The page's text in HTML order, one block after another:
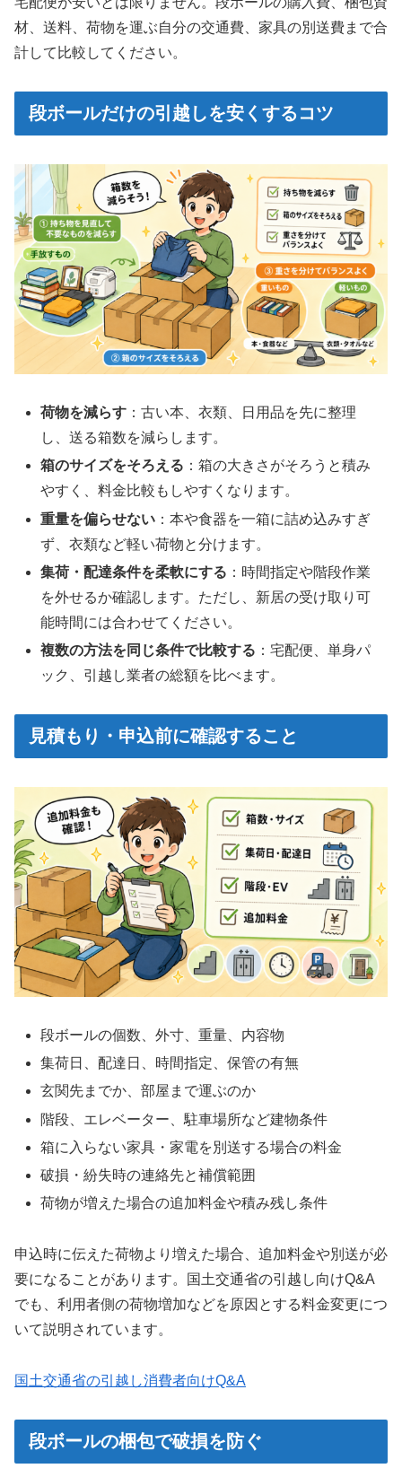
材、送料、荷物を運ぶ自分の交通費、家具の別送費まで合
計して比較してください。
段ボールだけの引越しを安くするコツ
荷物を減らす ：古い本、衣類、日用品を先に整理
し、送る箱数を減らします。
箱のサイズをそろえる ：箱の大きさがそろうと積み
やすく、料金比較もしやすくなります。
重量を偏らせない ：本や食器を一箱に詰め込みすぎ
ず、衣類など軽い荷物と分けます。
集荷・配達条件を柔軟にする ：時間指定や階段作業
を外せるか確認します。ただし、新居の受け取り可
能時間には合わせてください。
複数の方法を同じ条件で比較する ：宅配便、単身パ
ック、引越し業者の総額を比べます。
見積もり・申込前に確認すること
段ボールの個数、外寸、重量、内容物
集荷日、配達日、時間指定、保管の有無
玄関先までか、部屋まで運ぶのか
階段、エレベーター、駐車場所など建物条件
箱に入らない家具・家電を別送する場合の料金
破損・紛失時の連絡先と補償範囲
荷物が増えた場合の追加料金や積み残し条件
申込時に伝えた荷物より増えた場合、追加料金や別送が必
要になることがあります。国土交通省の引越し向けQ&A
でも、利用者側の荷物増加などを原因とする料金変更につ
いて説明されています。
国土交通省の引越し消費者向けQ&A
段ボールの梱包で破損を防ぐ